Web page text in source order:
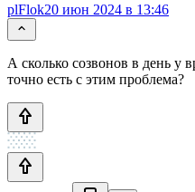
plFlok20 июн 2024 в 13:46
А сколько созвонов в день у
точно есть с этим проблема?